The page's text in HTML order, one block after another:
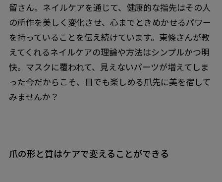
留さん。ネイルケアを通じて、健康的な指先はその人
の所作を美しく変化させ、心までときめかせるパワー
を持っていることを伝え続けています。東條さんが教
えてくれるネイルケアの理論や方法はシンプルかつ明
快。マスクに覆われて、見えないパーツが増えてしま
った今だからこそ、目でも楽しめる爪先に美を宿して
みませんか？
爪の形と質はケアで変えることができる